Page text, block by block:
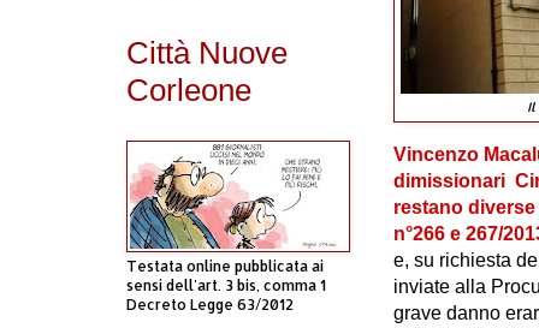
Il
Vincenzo
dimissionari
restano
n°266 e 267/
e, su richiesta
inviate alla
grave danno
Città Nuove
Corleone
Testata online pubblicata ai
sensi dell'art. 3 bis, comma 1
Decreto Legge 63/2012